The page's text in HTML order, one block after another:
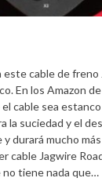
este cable de freno
En los Amazon
cable sea
la suciedad y el
durará mucho
cable Jagwire
no tiene nada que…